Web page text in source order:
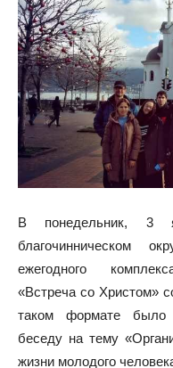
В понедельник, 3
благочинническом
ежегодного
«Встреча со Христом»
таком формате было
беседу на тему
жизни молодого